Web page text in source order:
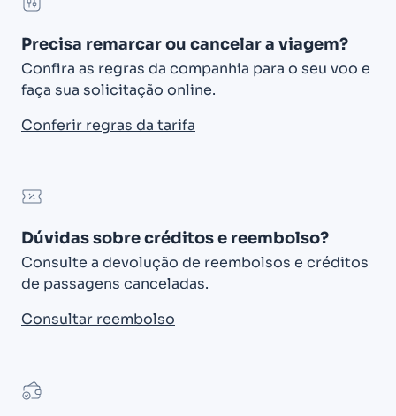
Precisa remarcar ou cancelar a viagem?
Confira as regras da companhia para o seu voo e
faça sua solicitação online.
Conferir regras da tarifa
Dúvidas sobre créditos e reembolso?
Consulte a devolução de reembolsos e créditos
de passagens canceladas.
Consultar reembolso